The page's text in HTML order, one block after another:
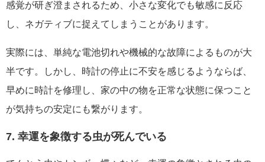
感覚が研ぎ澄まされるため、小さな変化でも敏感に反応
し、ネガティブに捉えてしまうことがあります。
実際には、単純な電池切れや機械的な故障によるものが大
半です。しかし、時計の停止に不安を感じるようならば、
早めに時計を修理し、家の中の物を正常な状態に保つこと
が気持ちの安定にも繋がります。
7. 幸運を象徴する虫が死んでいる